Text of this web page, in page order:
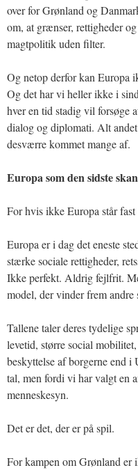
over for Grønland og
om, at grænser, rettigheder
magtpolitik uden filter.
Og netop derfor kan Europa
Og det har vi heller ikke i
hver en tid stadig vil forsøge
dialog og diplomati. Alt
desværre kommet mange af.
Europa som den sidste
For hvis ikke Europa står fast
Europa er i dag det eneste
stærke sociale rettigheder,
Ikke perfekt. Aldrig fejlfrit.
model, der vinder frem andre
Tallene taler deres tydelige
levetid, større social
beskyttelse af borgerne end
tal, men fordi vi har valgt en
menneskesyn.
Det er det, der er på spil.
For kampen om Grønland er